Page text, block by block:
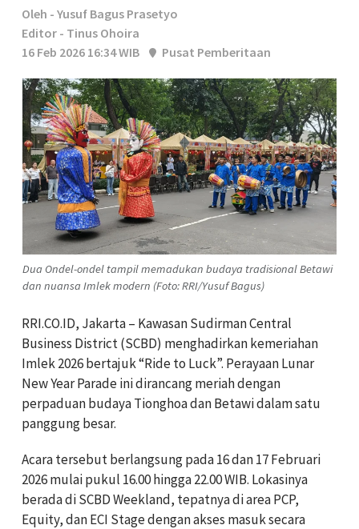
Oleh - Yusuf Bagus Prasetyo
Editor - Tinus Ohoira
16 Feb 2026 16:34 WIB
Pusat Pemberitaan
Dua Ondel-ondel tampil memadukan budaya tradisional Betawi
dan nuansa Imlek modern (Foto: RRI/Yusuf Bagus)
RRI.CO.ID, Jakarta – Kawasan Sudirman Central
Business District (SCBD) menghadirkan kemeriahan
Imlek 2026 bertajuk “Ride to Luck”. Perayaan Lunar
New Year Parade ini dirancang meriah dengan
perpaduan budaya Tionghoa dan Betawi dalam satu
panggung besar.
Acara tersebut berlangsung pada 16 dan 17 Februari
2026 mulai pukul 16.00 hingga 22.00 WIB. Lokasinya
berada di SCBD Weekland, tepatnya di area PCP,
Equity, dan ECI Stage dengan akses masuk secara